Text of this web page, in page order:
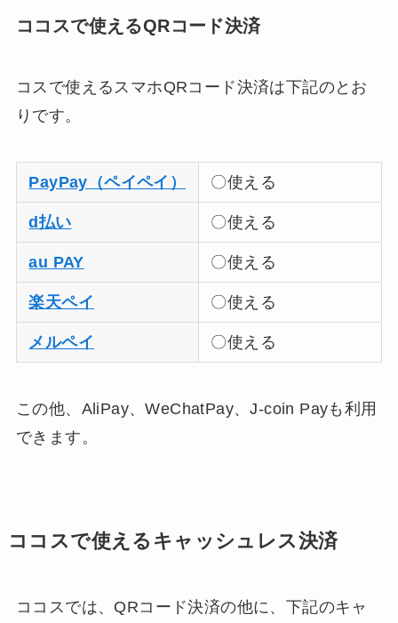
ココスで使えるQRコード決済
コスで使えるスマホQRコード決済は下記のとお
りです。
PayPay（ペイペイ） 〇使える
d払い 〇使える
au PAY 〇使える
楽天ペイ 〇使える
メルペイ 〇使える
この他、AliPay、WeChatPay、J-coin Payも利用
できます。
ココスで使えるキャッシュレス決済
ココスでは、QRコード決済の他に、下記のキャ